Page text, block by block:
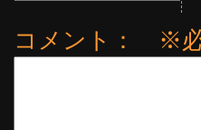
コメント： ※